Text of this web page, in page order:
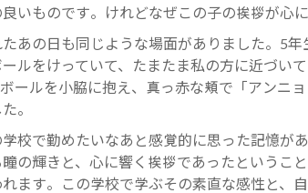
いものです。けれどなぜこの子の挨拶が心
あの日も同じような場面がありました。5年
ルをけっていて、たまたま私の方に近づい
ールを小脇に抱え、真っ赤な頬で「アンニ
。
校で勤めたいなあと感覚的に思った記憶が
の輝きと、心に響く挨拶であったというこ
ます。この学校で学ぶその素直な感性と、